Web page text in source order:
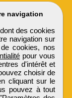
navigation
des cookies
navigation sur
cookies, nos
pour vous
d'intérêt et
choisir de
cliquant sur le
pouvez à tout